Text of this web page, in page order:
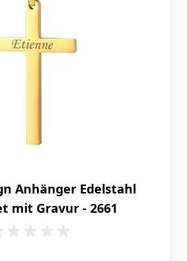
Anhänger Edelstahl
mit Gravur - 2661